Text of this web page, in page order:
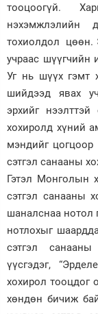
тооцоогүй.
нэхэмжлэлийн
тохиолдол цөөн.
учраас шүүгчийн
Уг нь шүүх гэмт
шийдээд явах
эрхийг
хохиролд хүний
мэндийг цогцоор
сэтгэл санааны
Гэтэл Монголын
сэтгэл санааны
шаналснаа нотол
нотлохыг
сэтгэл
үүсгэдэг,
хохирол тооцдог
хөндөн бичиж